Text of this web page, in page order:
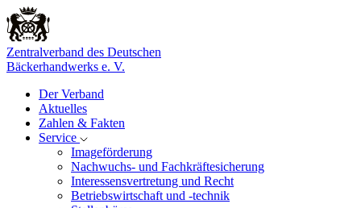
Zentralverband des Deutschen
Bäckerhandwerks e. V.
Der Verband
Aktuelles
Zahlen & Fakten
Service
Imageförderung
Nachwuchs- und Fachkräftesicherung
Interessensvertretung und Recht
Betriebswirtschaft und -technik